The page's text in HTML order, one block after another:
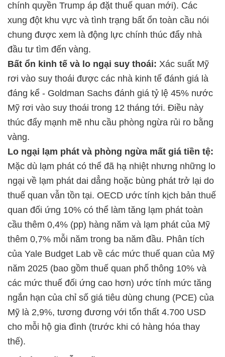
chính quyền Trump áp đặt thuế quan mới). Các
xung đột khu vực và tình trạng bất ổn toàn cầu nói
chung được xem là động lực chính thúc đẩy nhà
đầu tư tìm đến vàng.
Bất ổn kinh tế và lo ngại suy thoái: Xác suất Mỹ
rơi vào suy thoái được các nhà kinh tế đánh giá là
đáng kể - Goldman Sachs đánh giá tỷ lệ 45% nước
Mỹ rơi vào suy thoái trong 12 tháng tới. Điều này
thúc đẩy mạnh mẽ nhu cầu phòng ngừa rủi ro bằng
vàng.
Lo ngại lạm phát và phòng ngừa mất giá tiền tệ:
Mặc dù lạm phát có thể đã hạ nhiệt nhưng những lo
ngại về lạm phát dai dẳng hoặc bùng phát trở lại do
thuế quan vẫn tồn tại. OECD ước tính kịch bản thuế
quan đối ứng 10% có thể làm tăng lạm phát toàn
cầu thêm 0,4% (pp) hàng năm và lạm phát của Mỹ
thêm 0,7% mỗi năm trong ba năm đầu. Phân tích
của Yale Budget Lab về các mức thuế quan của Mỹ
năm 2025 (bao gồm thuế quan phổ thông 10% và
các mức thuế đối ứng cao hơn) ước tính mức tăng
ngắn hạn của chỉ số giá tiêu dùng chung (PCE) của
Mỹ là 2,9%, tương đương với tổn thất 4.700 USD
cho mỗi hộ gia đình (trước khi có hàng hóa thay
thế).